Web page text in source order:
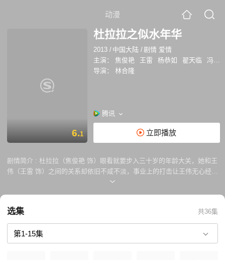
动漫
6.1
杜拉拉之似水年华
2013 / 中国大陆 /剧情 爱情
主演：
焦俊艳 王雷 杨恭如 翟天临
冯丹滢
导演：
林合隆
腾讯
立即播放
剧情简介 : 杜拉拉（焦俊艳 饰）眼看就要步入三十岁的年龄大关，她和王
伟（王雷 饰）之间的关系却依旧不咸不淡，事业上的打击让王伟无心经营
婚姻，而这和杜拉拉对于婚姻的渴望显然背道而驰，就这样，两人渐行渐
上，亦在感情上想要取代王伟的位置。就在杜拉拉左右摇摆之时，王伟再
度现身，此时的他，已经成为了东源公司的一员。王伟的归来让杜拉拉明
白自己对他还有余情未了，而终于意识到这一点的陈丰最终选择了默默退
出。
选集 共36集